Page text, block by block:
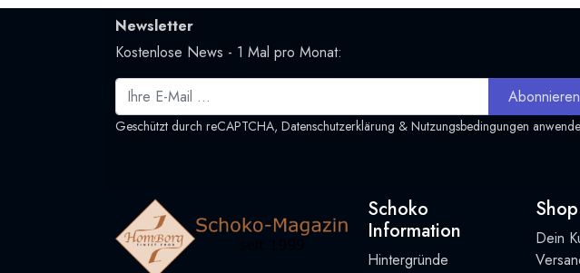
Newsletter
Kostenlose News - 1 Mal pro Monat:
Abonnieren
Geschützt durch reCAPTCHA, Datenschutzerklärung & Nutzungsbedingungen
Schoko
Information
Hintergründe
Dein